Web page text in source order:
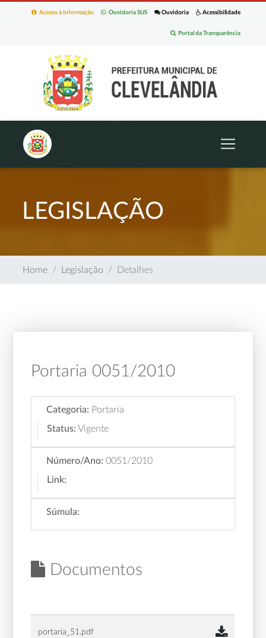
Acessibilidade
Ouvidoria
Ouvidoria SUS
Acesso à Informação
Portal da Transparência
LEGISLAÇÃO
Home Legislação Detalhes
Portaria 0051/2010
Categoria: Portaria
Status: Vigente
Número/Ano: 0051/2010
Link:
Súmula:
Documentos
portaria_51.pdf